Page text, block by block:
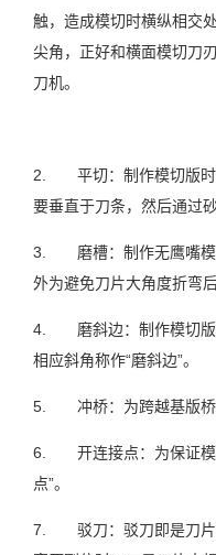
触，造成模切时横纵相交
尖角，正好和横面模切刀
刀机。
2. 平切：制作模切版时，
要垂直于刀条，然后通过
3. 磨槽：制作无鹰嘴模切
外为避免刀片大角度折弯
4. 磨斜边：制作模切版时
相应斜角称作“磨斜边”。
5. 冲桥：为跨越基版桥位
6. 开连接点：为保证模切
点”。
7. 驳刀：驳刀即是刀片